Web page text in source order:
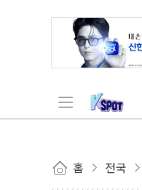
홈 전국